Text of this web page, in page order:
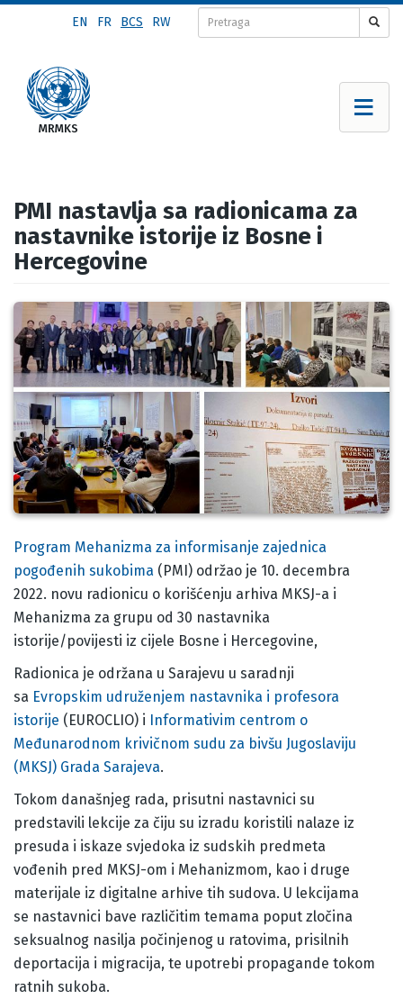
content
EN FR BCS RW
PMI nastavlja sa radionicama za
nastavnike istorije iz Bosne i
Hercegovine
Body
Program Mehanizma za informisanje zajednica
pogođenih sukobima (PMI) održao je 10. decembra
2022. novu radionicu o korišćenju arhiva MKSJ-a i
Mehanizma za grupu od 30 nastavnika
istorije/povijesti iz cijele Bosne i Hercegovine,
Radionica je održana u Sarajevu u saradnji
sa Evropskim udruženjem nastavnika i profesora
istorije (EUROCLIO) i Informativim centrom o
Međunarodnom krivičnom sudu za bivšu Jugoslaviju
(MKSJ) Grada Sarajeva.
Tokom današnjeg rada, prisutni nastavnici su
predstavili lekcije za čiju su izradu koristili nalaze iz
presuda i iskaze svjedoka iz sudskih predmeta
vođenih pred MKSJ-om i Mehanizmom, kao i druge
materijale iz digitalne arhive tih sudova. U lekcijama
se nastavnici bave različitim temama poput zločina
seksualnog nasilja počinjenog u ratovima, prisilnih
deportacija i migracija, te upotrebi propagande tokom
ratnih sukoba.